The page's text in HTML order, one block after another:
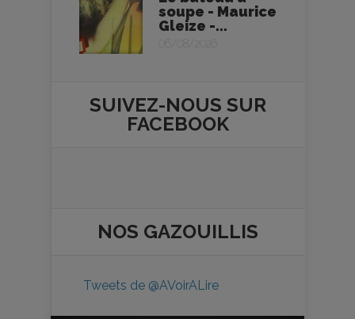
soupe - Maurice
Gleize -...
06/08/2026
SUIVEZ-NOUS SUR
FACEBOOK
NOS GAZOUILLIS
Tweets de @AVoirALire